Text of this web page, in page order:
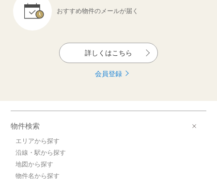
おすすめ物件のメールが届く
詳しくはこちら
会員登録
物件検索
エリアから探す
沿線・駅から探す
地図から探す
物件名から探す